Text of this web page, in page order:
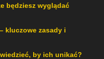
będziesz wyglądać
kluczowe zasady i
by ich unikać?